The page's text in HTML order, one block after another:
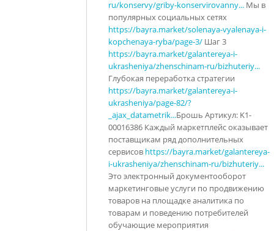
ru/konservy/griby-konservirovanny... Мы в
популярных социальных сетях
https://bayra.market/solenaya-vyalenaya-i-
kopchenaya-ryba/page-3/ Шаг 3
https://bayra.market/galantereya-i-
ukrasheniya/zhenschinam-ru/bizhuteriy...
Глубокая переработка стратегии
https://bayra.market/galantereya-i-
ukrasheniya/page-82/?
_ajax_datametrik...Брошь Артикул: K1-
00016386 Каждый маркетплейс оказывает
поставщикам ряд дополнительных
сервисов https://bayra.market/galantereya-
i-ukrasheniya/zhenschinam-ru/bizhuteriy...
Это электронный документооборот
маркетинговые услуги по продвижению
товаров на площадке аналитика по
товарам и поведению потребителей
обучающие мероприятия